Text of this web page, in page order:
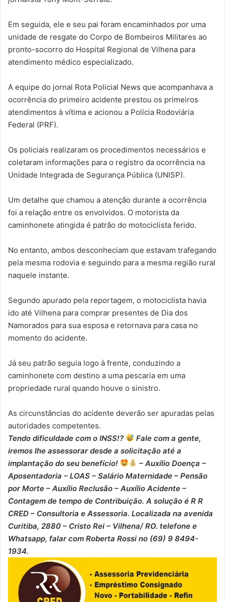
Em seguida, ele e seu pai foram encaminhados por uma
unidade de resgate do Corpo de Bombeiros Militares ao
pronto-socorro do Hospital Regional de Vilhena para
atendimento médico especializado.
A equipe do jornal Rota Policial News que acompanhava a
ocorrência do primeiro acidente prestou os primeiros
atendimentos à vítima e acionou a Polícia Rodoviária
Federal (PRF).
Os policiais realizaram os procedimentos necessários e
coletaram informações para o registro da ocorrência na
Unidade Integrada de Segurança Pública (UNISP).
Um detalhe que chamou a atenção durante a ocorrência
foi a relação entre os envolvidos. O motorista da
caminhonete atingida é patrão do motociclista ferido.
No entanto, ambos desconheciam que estavam trafegando
pela mesma rodovia e seguindo para a mesma região rural
naquele instante.
Segundo apurado pela reportagem, o motociclista havia
ido até Vilhena para comprar presentes de Dia dos
Namorados para sua esposa e retornava para casa no
momento do acidente.
Já seu patrão seguia logo à frente, conduzindo a
caminhonete com destino a uma pescaria em uma
propriedade rural quando houve o sinistro.
As circunstâncias do acidente deverão ser apuradas pelas
autoridades competentes.
Tendo dificuldade com o INSS!?
Fale com a gente,
iremos lhe assessorar desde a solicitação até a
implantação do seu benefício!
– Auxílio Doença –
⁠Aposentadoria – ⁠LOAS – ⁠Salário Maternidade – ⁠Pensão
por Morte – ⁠Auxílio Reclusão – ⁠Auxílio Acidente –
⁠Contagem de tempo de Contribuição. A solução é R R
CRED – Consultoria e Assessoria. Localizada na avenida
Curitiba, 2880 – Cristo Rei – Vilhena/ RO. telefone e
Whatsapp, falar com Roberta Rossi no (69) 9 8494-
1934.